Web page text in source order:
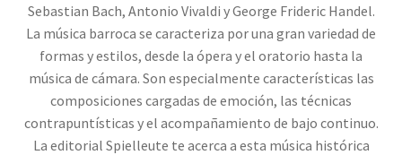
Sebastian Bach, Antonio Vivaldi y George Frideric Handel.
La música barroca se caracteriza por una gran variedad de
formas y estilos, desde la ópera y el oratorio hasta la
música de cámara. Son especialmente características las
composiciones cargadas de emoción, las técnicas
contrapuntísticas y el acompañamiento de bajo continuo.
La editorial Spielleute te acerca a esta música histórica